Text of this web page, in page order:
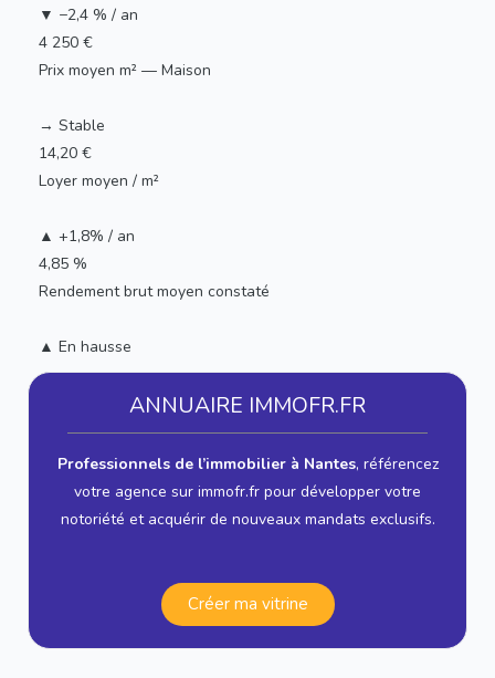
▼ −2,4 % / an
4 250 €
Prix moyen m² — Maison
→ Stable
14,20 €
Loyer moyen / m²
▲ +1,8% / an
4,85 %
Rendement brut moyen constaté
▲ En hausse
ANNUAIRE IMMOFR.FR
Professionnels de l’immobilier à Nantes, référencez
votre agence sur immofr.fr pour développer votre
notoriété et acquérir de nouveaux mandats exclusifs.
Créer ma vitrine